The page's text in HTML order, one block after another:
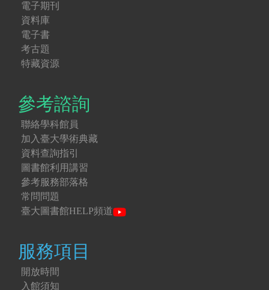
電子期刊
資料庫
電子書
考古題
特藏資源
參考諮詢
聯絡學科館員
加入臺大學術典藏
資料查詢指引
圖書館利用講習
參考服務部落格
常問問題
臺大圖書館HELP頻道
服務項目
開放時間
入館須知